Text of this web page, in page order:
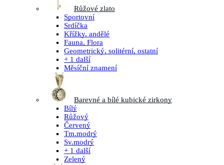
Růžové zlato
Sportovní
Srdíčka
Křížky, andělé
Fauna, Flora
Geometrický, solitérní, ostatní
+ 1 další
Měsíční znamení
Barevné a bílé kubické zirkony
Bílý
Růžový
Červený
Tm.modrý
Sv.modrý
+ 1 další
Zelený